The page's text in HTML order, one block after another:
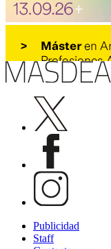
Publicidad
Staff